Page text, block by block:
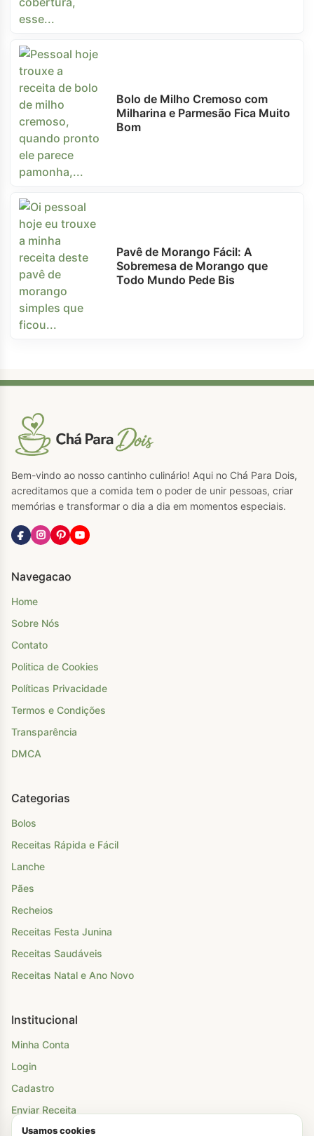
Bolo de Milho Cremoso com
Milharina e Parmesão Fica Muito
Bom
Pavê de Morango Fácil: A
Sobremesa de Morango que
Todo Mundo Pede Bis
Bem-vindo ao nosso cantinho culinário! Aqui no Chá Para Dois,
acreditamos que a comida tem o poder de unir pessoas, criar
memórias e transformar o dia a dia em momentos especiais.
Navegacao
Home
Sobre Nós
Contato
Politica de Cookies
Políticas Privacidade
Termos e Condições
Transparência
DMCA
Categorias
Bolos
Receitas Rápida e Fácil
Lanche
Pães
Recheios
Receitas Festa Junina
Receitas Saudáveis
Receitas Natal e Ano Novo
Institucional
Minha Conta
Login
Cadastro
Enviar Receita
Usamos cookies